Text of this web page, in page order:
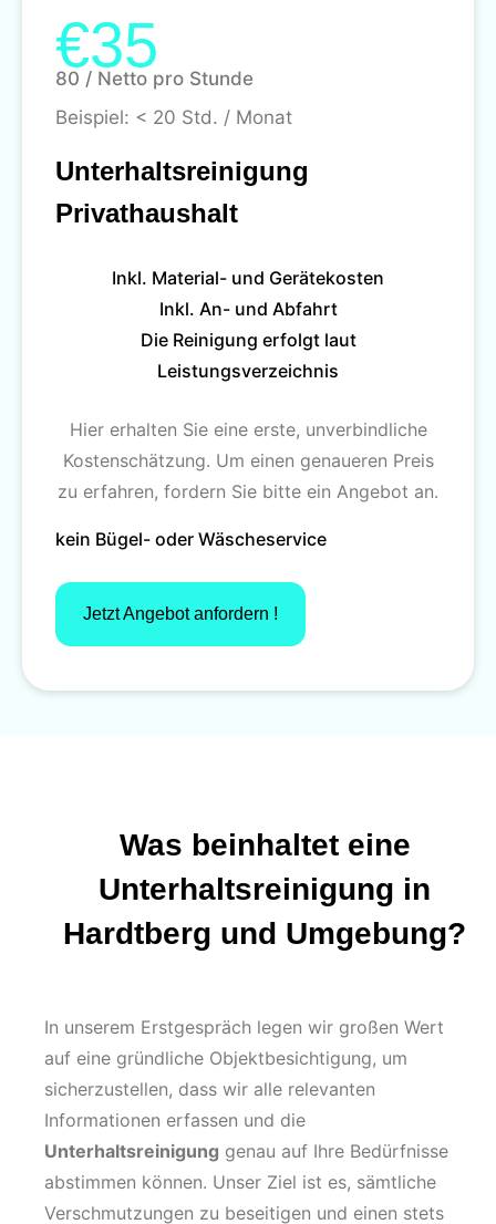
€35
80 / Netto pro Stunde
Beispiel: < 20 Std. / Monat
Unterhaltsreinigung
Privathaushalt
Inkl. Material- und Gerätekosten
Inkl. An- und Abfahrt
Die Reinigung erfolgt laut
Leistungsverzeichnis
Hier erhalten Sie eine erste, unverbindliche
Kostenschätzung. Um einen genaueren Preis
zu erfahren, fordern Sie bitte ein Angebot an.
kein Bügel- oder Wäscheservice
Jetzt Angebot anfordern !
Was beinhaltet eine
Unterhaltsreinigung in
Hardtberg und Umgebung?
In unserem Erstgespräch legen wir großen Wert
auf eine gründliche Objektbesichtigung, um
sicherzustellen, dass wir alle relevanten
Informationen erfassen und die
Unterhaltsreinigung genau auf Ihre Bedürfnisse
abstimmen können. Unser Ziel ist es, sämtliche
Verschmutzungen zu beseitigen und einen stets